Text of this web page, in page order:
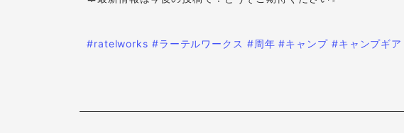
#ratelworks #ラーテルワークス #周年 #キャンプ #キャンプギア